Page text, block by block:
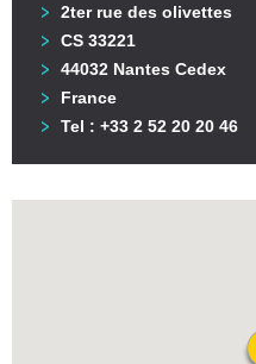
2ter rue des olivettes
CS 33221
44032 Nantes Cedex
France
Tel : +33 2 52 20 20 46